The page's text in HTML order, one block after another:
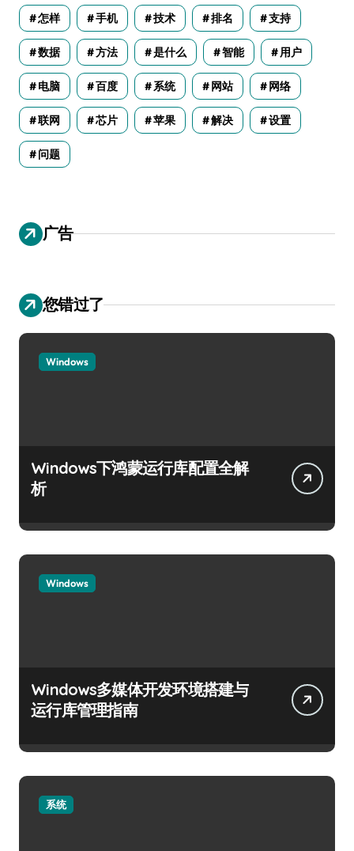
怎样 手机 技术 排名 支持
数据 方法 是什么 智能 用户
电脑 百度 系统 网站 网络
联网 芯片 苹果 解决 设置
问题
广告
您错过了
Windows
Windows下鸿蒙运行库配置全解
析
Windows
Windows多媒体开发环境搭建与
运行库管理指南
系统